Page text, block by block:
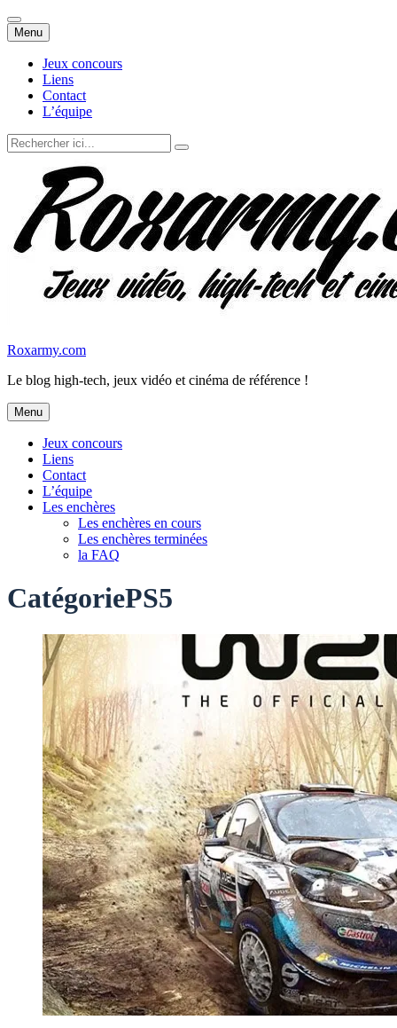
Menu Aller
au
contenu
Jeux concours
Liens
Contact
L’équipe
Recherche
pour
Roxarmy.com
Le blog high-tech, jeux vidéo et cinéma de référence !
Menu Aller
au
contenu
Jeux concours
Liens
Contact
L’équipe
Les enchères
Les enchères en cours
Les enchères terminées
la FAQ
CatégoriePS5